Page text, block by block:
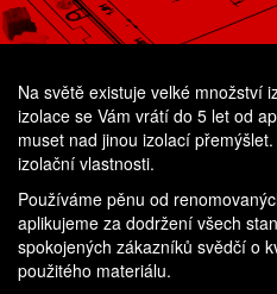
Na světě existuje velké množství
izolace se Vám vrátí do 5 let od
muset nad jinou izolací
izolační vlastnosti.
Používáme pěnu od
aplikujeme za dodržení všech
spokojených zákazníků svědčí o
použitého materiálu.